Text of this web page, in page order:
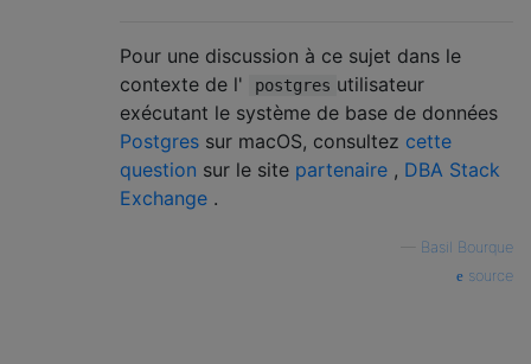
Pour une discussion à ce sujet dans le
contexte de l'
postgres utilisateur
exécutant le système de base de données
Postgres sur macOS, consultez cette
question sur le site partenaire , DBA Stack
Exchange .
Basil Bourque
source